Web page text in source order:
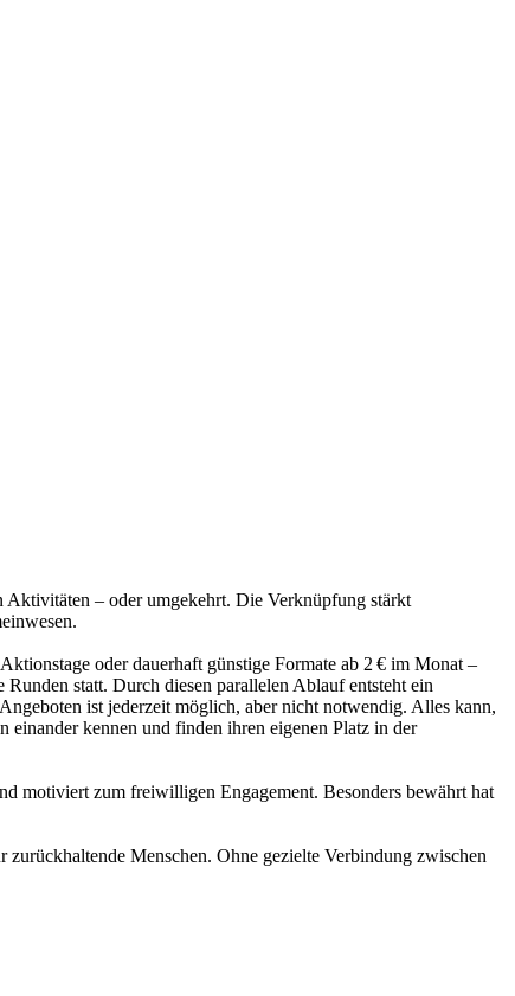
Aktivitäten – oder umgekehrt. Die Verknüpfung stärkt
oder dauerhaft günstige Formate ab 2 € im Monat –
statt. Durch diesen parallelen Ablauf entsteht ein
ist jederzeit möglich, aber nicht notwendig. Alles kann,
einander kennen und finden ihren eigenen Platz in der
motiviert zum freiwilligen Engagement. Besonders bewährt hat
Menschen. Ohne gezielte Verbindung zwischen